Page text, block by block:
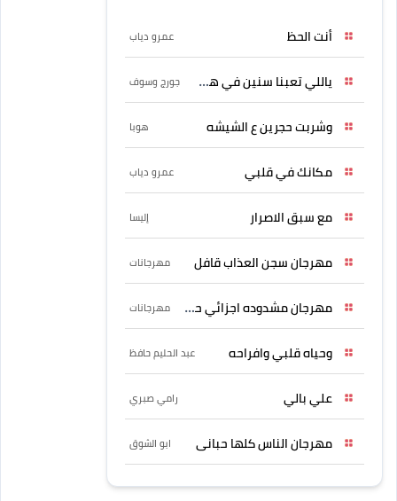
أنت الحظ عمرو دياب
ياللي تعبنا سنين في هواه جورج وسوف
وشربت حجرين ع الشيشه هوبا
مكانك في قلبي عمرو دياب
مع سبق الاصرار إليسا
مهرجان سجن العذاب قافل مهرجانات
مهرجان مشدوده اجزائي حربونى مهرجانات
وحياه قلبي وافراحه عبد الحليم حافظ
علي بالي رامي صبري
مهرجان الناس كلها حبانى ابو الشوق